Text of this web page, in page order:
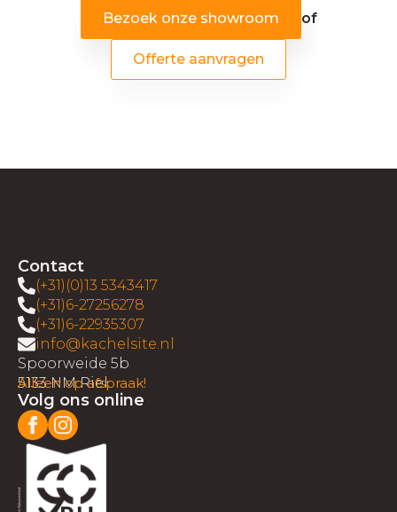
Bezoek onze showroom of
Offerte aanvragen
Contact
(+31)(0)13 5343417
(+31)6-27256278
(+31)6-22935307
info@kachelsite.nl
Spoorweide 5b
5133 NM Riel
Alleen op afspraak!
Volg ons online